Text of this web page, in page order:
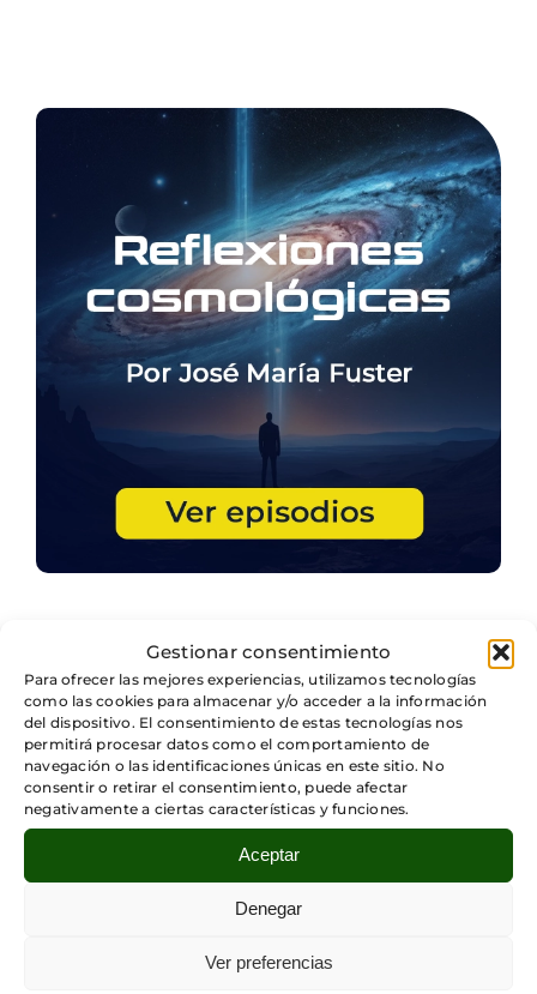
Gestionar consentimiento
Para ofrecer las mejores experiencias, utilizamos tecnologías
como las cookies para almacenar y/o acceder a la información
del dispositivo. El consentimiento de estas tecnologías nos
permitirá procesar datos como el comportamiento de
navegación o las identificaciones únicas en este sitio. No
consentir o retirar el consentimiento, puede afectar
negativamente a ciertas características y funciones.
Aceptar
Denegar
Ver preferencias
Colección de libros
Naturalistas del mundo
hispánico.
Ver colección
Disponibles en Amazon